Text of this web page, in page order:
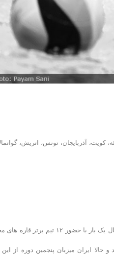
آذربایجان، تونس، اتریش،
مسابقات توسعه جهانی واترپلو یا همان فیناترافی از سال ۲۰۰۷ کار
به انجام رسید و حالا ایران میزبان پنجمین